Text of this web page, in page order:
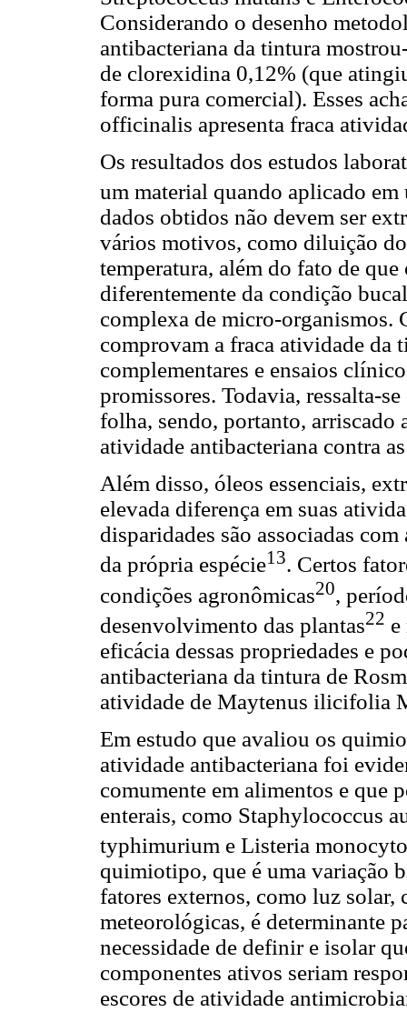
Considerando o desenho
antibacteriana da tintura
de clorexidina 0,12% (que
forma pura comercial). Esses
officinalis apresenta fraca
Os resultados dos estudos
um material quando aplicado
dados obtidos não devem ser
vários motivos, como diluição
temperatura, além do fato de
diferentemente da condição
complexa de micro-organismos.
comprovam a fraca atividade
complementares e ensaios
promissores. Todavia, ressalta-
folha, sendo, portanto, arriscado
atividade antibacteriana contra
Além disso, óleos essenciais,
elevada diferença em suas
disparidades são associadas
da própria espécie13. Certos
condições agronômicas20,
desenvolvimento das plantas22 e
eficácia dessas propriedades e
antibacteriana da tintura de
atividade de Maytenus ilicifolia
Em estudo que avaliou os
atividade antibacteriana foi
comumente em alimentos e que
enterais, como Staphylococcus
typhimurium e Listeria
quimiotipo, que é uma variação
fatores externos, como luz solar,
meteorológicas, é determinante
necessidade de definir e isolar
componentes ativos seriam
escores de atividade